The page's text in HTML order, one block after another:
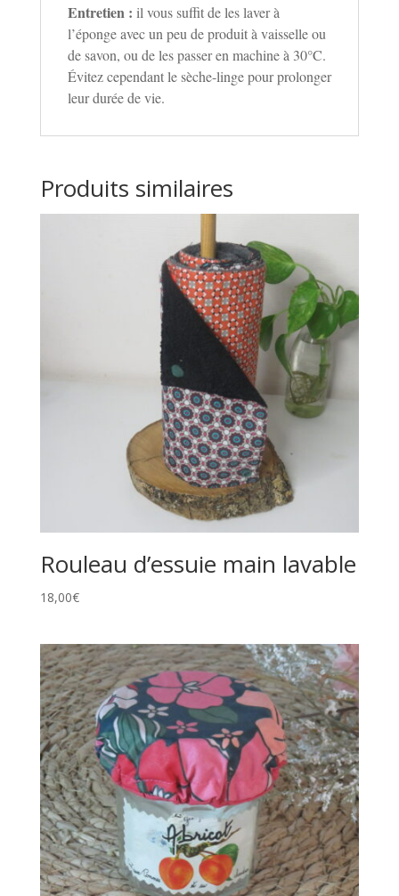
Entretien : il vous suffit de les laver à
l’éponge avec un peu de produit à vaisselle ou
de savon, ou de les passer en machine à 30°C.
Évitez cependant le sèche-linge pour prolonger
leur durée de vie.
Produits similaires
Rouleau d’essuie main lavable
18,00€